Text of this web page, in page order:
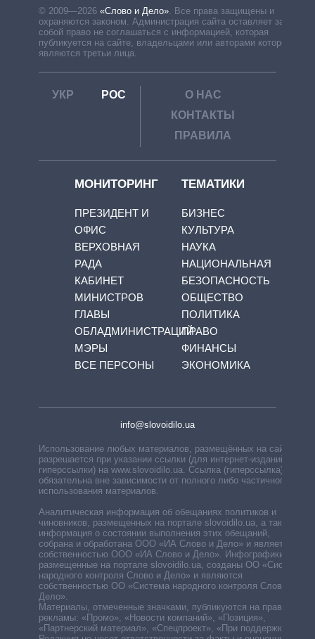
© 2009—2026 «Слово и Дело» Все права защищены и
охраняются законом. Администрация сайта оставляет за
собой право не соглашаться с информацией, которая
публикуется на сайте, владельцами или авторами которой
являются третьи лица.
УКР РОС
О НАС
КОНТАКТЫ
ПРАВИЛА
МОНИТОРИНГ
ПРЕЗИДЕНТ И
ОФИС
ВЕРХОВНАЯ
РАДА
КАБИНЕТ
МИНИСТРОВ
ГЛАВЫ
ОБЛАДМИНИСТРАЦИЙ
МЭРЫ
ВСЕ ПЕРСОНЫ
ТЕМАТИКИ
БИЗНЕС
КУЛЬТУРА
НАУКА
НАЦИОНАЛЬНАЯ
БЕЗОПАСНОСТЬ
ОБЩЕСТВО
ПОЛИТИКА
ПРАВО
ФИНАНСЫ
ЭКОНОМИКА
info@slovoidilo.ua
Использование любых материалов, размещённых на сайте,
разрешается при указании ссылки (для интернет-изданий —
гиперссылки) на www.slovoidilo.ua. Ссылка (гиперссылка)
обязательна вне зависимости от полного либо частичного
использования материалов.
Аналитическая информация об обещаниях политиков и
чиновников, размещенных на портале slovoidilo.ua, а также
информация о состоянии выполнения этих обещаний,
собрана и обработана ООО «ИА Слово и Дело» и является
собственностью ООО «ИА Слово и Дело». Инфографики,
размещенные на портале slovoidilo.ua, созданы ОО «Система
народного контроля Слово и Дело» и являются
собственностью ОО «Система народного контроля Слово и
Дело».
Материалы, отмеченные значками, публикуются на правах
рекламы: «Промо», «Новости компаний», «Позиция»,
«Партнерский материал», «Спецпроект», «При поддержке».